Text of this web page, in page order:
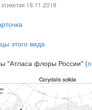
18.11.2019
этого вида
"Атласа флоры России" (